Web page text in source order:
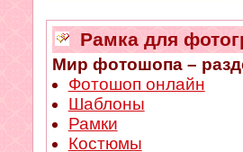
Рамка для
Мир фотошопа –
Фотошоп онлайн
Шаблоны
Рамки
Костюмы